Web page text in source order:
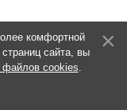
комфортной
сайта, вы
файлов cookies.